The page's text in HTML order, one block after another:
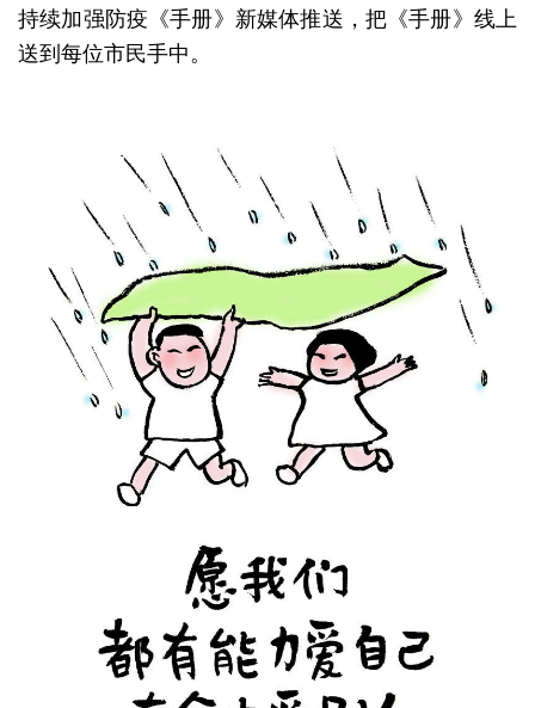
持续加强防疫《手册》新媒体推送，把《手册》线上
送到每位市民手中。